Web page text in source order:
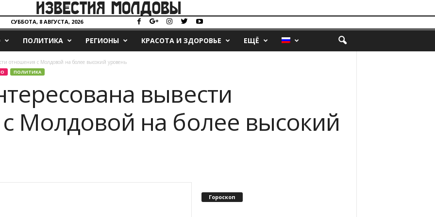
СУББОТА, 8 АВГУСТА, 2026
ПОЛИТИКА РЕГИОНЫ КРАСОТА И ЗДОРОВЬЕ ЕЩЁ
отношения с Молдовой на более высокий уровень
ПОЛИТИКА
вывести
Молдовой на более высокий
Гороскоп